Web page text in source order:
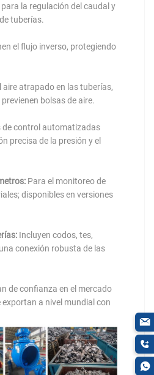
la regulación del caudal y
tuberías.
el flujo inverso, protegiendo
aire atrapado en las tuberías,
bolsas de aire.
de control automatizadas
precisa de la presión y el
Para el monitoreo de
disponibles en versiones
Incluyen codos, tes,
conexión robusta de las
de confianza en el mercado
a nivel mundial con